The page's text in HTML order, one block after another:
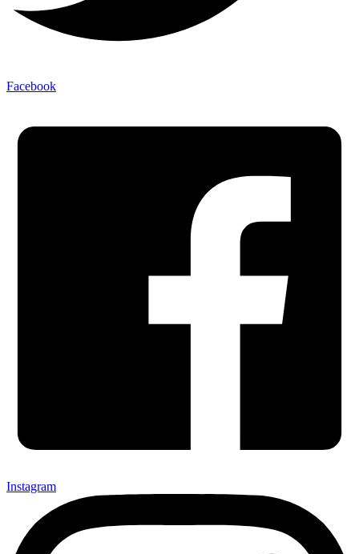
Facebook
Instagram